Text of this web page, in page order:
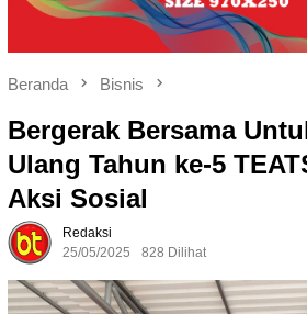
Beranda Bisnis
Bergerak Bersama
Ulang Tahun ke-5
Aksi Sosial
Redaksi
25/05/2025
828 Dilihat